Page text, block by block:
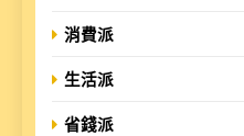
消費派
生活派
省錢派